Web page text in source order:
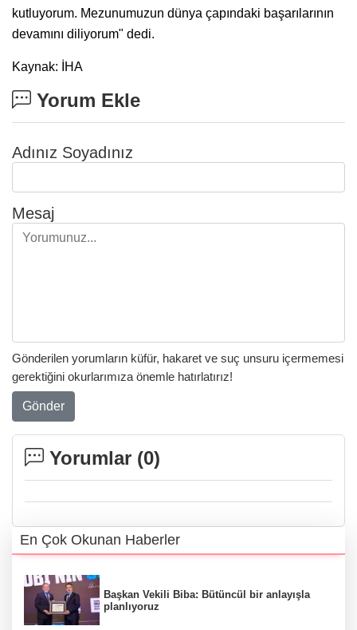
kutluyorum. Mezunumuzun dünya çapındaki başarılarının
devamını diliyorum" dedi.
Kaynak: İHA
Yorum Ekle
Adınız Soyadınız
Mesaj
Gönderilen yorumların küfür, hakaret ve suç unsuru içermemesi
gerektiğini okurlarımıza önemle hatırlatırız!
Gönder
Yorumlar (0)
En Çok Okunan Haberler
Başkan Vekili Biba: Bütüncül bir anlayışla
planlıyoruz